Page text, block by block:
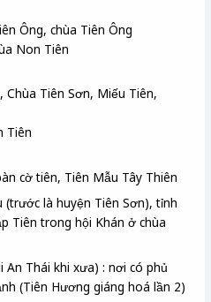
Ông, chùa Tiên Ông
Non Tiên
Tiên Sơn, Miếu Tiên,
Tiên
cờ tiên, Tiên Mẫu Tây Thiên
là huyện Tiên Sơn), tỉnh
Tiên trong hội Khán ở chùa
Thái khi xưa) : nơi có phủ
(Tiên Hương giáng hoá lần 2)